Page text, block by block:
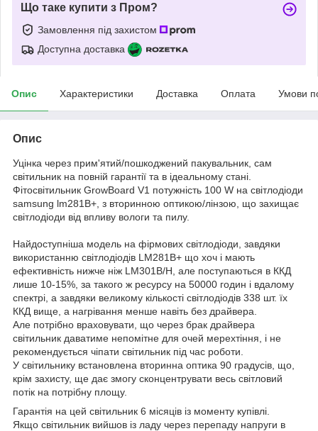
Що таке купити з Пром?
Замовлення під захистом
Доступна доставка
Опис Характеристики Доставка Оплата Умови
Опис
Уцінка через прим'ятий/пошкоджений пакувальник, сам
світильник на повній гарантії та в ідеальному стані.
Фітосвітильник GrowBoard V1 потужність 100 W на світлодіоди
samsung lm281B+, з вторинною оптикою/лінзою, що захищає
світлодіоди від впливу вологи та пилу.
Найдоступніша модель на фірмових світлодіоди, завдяки
використанню світлодіодів LM281B+ що хоч і мають
ефективність нижче ніж LM301B/Н, але поступаються в ККД
лише 10-15%, за такого ж ресурсу на 50000 годин і вдалому
спектрі, а завдяки великому кількості світлодіодів 338 шт. їх
ККД вище, а нагрівання менше навіть без драйвера.
Але потрібно враховувати, що через брак драйвера
світильник даватиме непомітне для очей мерехтіння, і не
рекомендується чіпати світильник під час роботи.
У світильнику встановлена вторинна оптика 90 градусів, що,
крім захисту, ще дає змогу сконцентрувати весь світловий
потік на потрібну площу.
Гарантія на цей світильник 6 місяців із моменту купівлі.
Якщо світильник вийшов із ладу через перепаду напруги в